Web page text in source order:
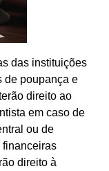
das instituições
de poupança e
direito ao
em caso de
ou de
financeiras
direito à